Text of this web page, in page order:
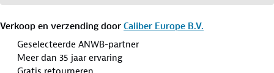
Verkoop en verzending door Caliber Europe B.V.
Geselecteerde ANWB-partner
Meer dan 35 jaar ervaring